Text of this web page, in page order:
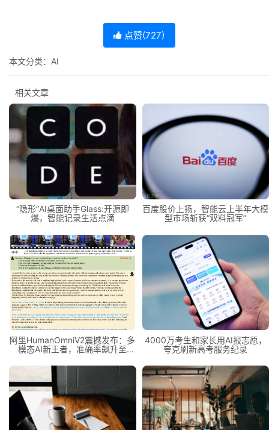
点赞(727)
本文分类： AI
相关文章
“隐形”AI桌面助手Glass:开源即
爆，智能记录生活点滴
百度股价上扬，智能云上半年大模
型市场斩获“双料冠军”
阿里HumanOmniV2震撼发布：多
模态AI新王者，准确率飙升至
4000万考生和家长用AI报志愿，
夸克刷新高考服务纪录